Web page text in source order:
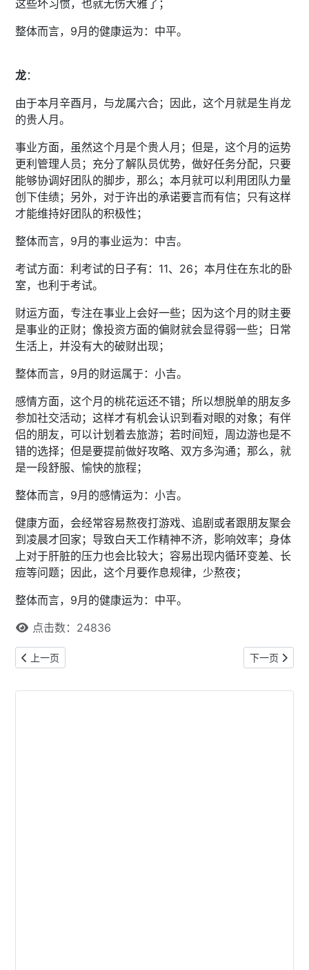
这些坏习惯，也就无伤大雅了；
整体而言，9月的健康运为：中平。
龙：
由于本月辛酉月，与龙属六合；因此，这个月就是生肖龙
的贵人月。
事业方面，虽然这个月是个贵人月；但是，这个月的运势
更利管理人员；充分了解队员优势，做好任务分配，只要
能够协调好团队的脚步，那么；本月就可以利用团队力量
创下佳绩；另外，对于许出的承诺要言而有信；只有这样
才能维持好团队的积极性；
整体而言，9月的事业运为：中吉。
考试方面：利考试的日子有：11、26；本月住在东北的卧
室，也利于考试。
财运方面，专注在事业上会好一些；因为这个月的财主要
是事业的正财；像投资方面的偏财就会显得弱一些；日常
生活上，并没有大的破财出现；
整体而言，9月的财运属于：小吉。
感情方面，这个月的桃花运还不错；所以想脱单的朋友多
参加社交活动；这样才有机会认识到看对眼的对象；有伴
侣的朋友，可以计划着去旅游；若时间短，周边游也是不
错的选择；但是要提前做好攻略、双方多沟通；那么，就
是一段舒服、愉快的旅程；
整体而言，9月的感情运为：小吉。
健康方面，会经常容易熬夜打游戏、追剧或者跟朋友聚会
到凌晨才回家；导致白天工作精神不济，影响效率；身体
上对于肝脏的压力也会比较大；容易出现内循环变差、长
痘等问题；因此，这个月要作息规律，少熬夜；
整体而言，9月的健康运为：中平。
点击数：24836
上一篇文章: 鼠 牛：2023年9月运势 起止时间（9月8日—10月6日
上一页 下一篇文章:
下一页